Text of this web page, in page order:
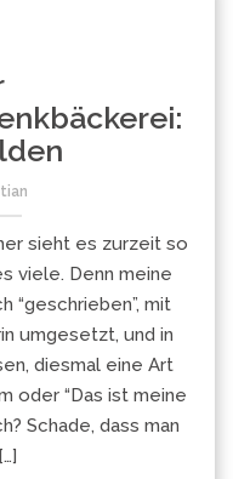
sieht es zurzeit so
viele. Denn meine
“geschrieben”, mit
umgesetzt, und in
diesmal eine Art
oder “Das ist meine
Schade, dass man